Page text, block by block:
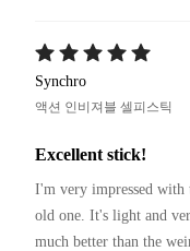
Synchro
액션 인비져블 셀피스틱
Excellent stick!
I'm very impressed with
old one. It's light and
much better than the